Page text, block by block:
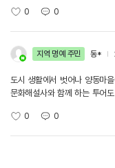
0 0
지역 명예 주민 동*
도시 생활에서 벗어나 양동마
문화해설사와 함께 하는 투어
0 0